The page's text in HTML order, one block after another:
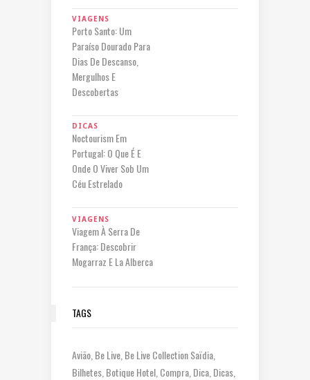
VIAGENS
Porto Santo: Um
Paraíso Dourado Para
Dias De Descanso,
Mergulhos E
Descobertas
DICAS
Noctourism Em
Portugal: O Que É E
Onde O Viver Sob Um
Céu Estrelado
VIAGENS
Viagem À Serra De
França: Descobrir
Mogarraz E La Alberca
TAGS
Avião Be Live Be Live Collection Saïdia
Bilhetes Botique Hotel Compra Dica Dicas